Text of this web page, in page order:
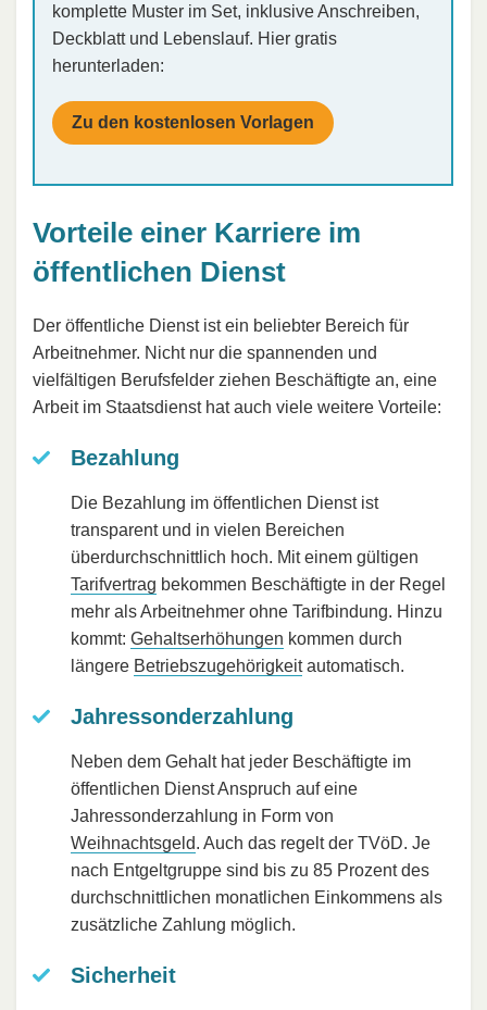
komplette Muster im Set, inklusive Anschreiben,
Deckblatt und Lebenslauf. Hier gratis
herunterladen:
Zu den kostenlosen Vorlagen
Vorteile einer Karriere im
öffentlichen Dienst
Der öffentliche Dienst ist ein beliebter Bereich für
Arbeitnehmer. Nicht nur die spannenden und
vielfältigen Berufsfelder ziehen Beschäftigte an, eine
Arbeit im Staatsdienst hat auch viele weitere Vorteile:
Bezahlung
Die Bezahlung im öffentlichen Dienst ist
transparent und in vielen Bereichen
überdurchschnittlich hoch. Mit einem gültigen
Tarifvertrag bekommen Beschäftigte in der Regel
mehr als Arbeitnehmer ohne Tarifbindung. Hinzu
kommt: Gehaltserhöhungen kommen durch
längere Betriebszugehörigkeitautomatisch.
Jahressonderzahlung
Neben dem Gehalt hat jeder Beschäftigte im
öffentlichen Dienst Anspruch auf eine
Jahressonderzahlung in Form von
Weihnachtsgeld. Auch das regelt der TVöD. Je
nach Entgeltgruppe sind bis zu 85 Prozent des
durchschnittlichen monatlichen Einkommens als
zusätzliche Zahlung möglich.
Sicherheit